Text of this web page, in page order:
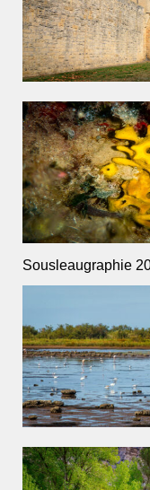
Sousleaugraphie